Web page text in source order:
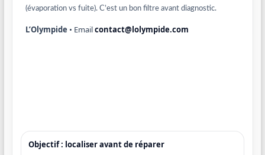
(évaporation vs fuite). C’est un bon filtre avant diagnostic.
L’Olympide • Emailcontact@lolympide.com
Objectif : localiser avant de réparer